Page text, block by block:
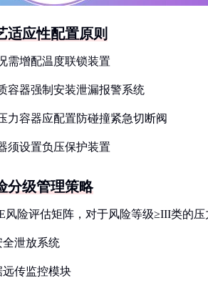
适应性配置原则
需增配温度联锁装置
容器强制安装泄漏报警系统
力容器应配置防碰撞紧急切断阀
须设置负压保护装置
分级管理策略
风险评估矩阵，对于风险等级≥III类的压
全泄放系统
远传监控模块